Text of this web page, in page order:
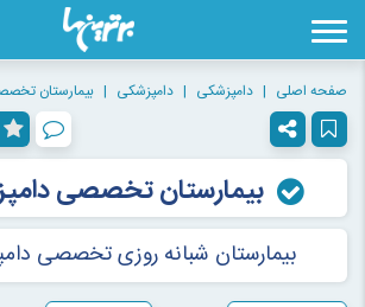
صفحه اصلی دامپزشکی دامپزشکی بیمارستان
بیمارستان تخصصی
بیمارستان شبانه روزی تخصصی